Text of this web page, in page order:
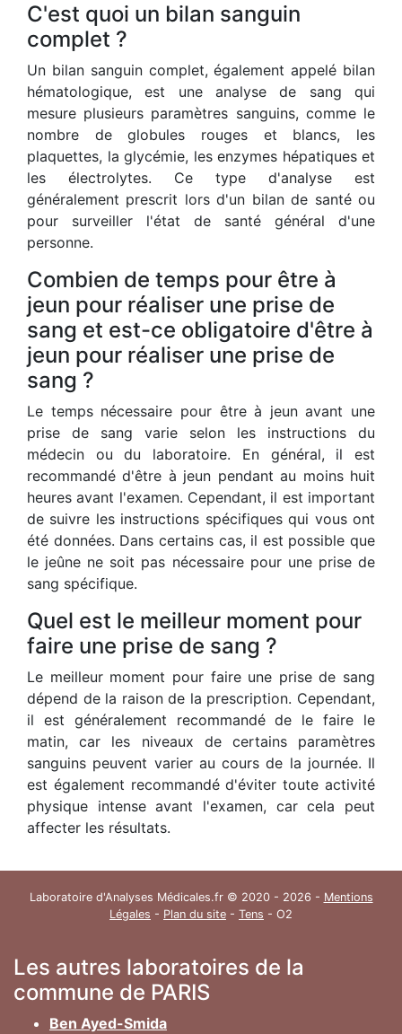
C'est quoi un bilan sanguin
complet ?
Un bilan sanguin complet, également appelé bilan
hématologique, est une analyse de sang qui
mesure plusieurs paramètres sanguins, comme le
nombre de globules rouges et blancs, les
plaquettes, la glycémie, les enzymes hépatiques et
les électrolytes. Ce type d'analyse est
généralement prescrit lors d'un bilan de santé ou
pour surveiller l'état de santé général d'une
personne.
Combien de temps pour être à
jeun pour réaliser une prise de
sang et est-ce obligatoire d'être à
jeun pour réaliser une prise de
sang ?
Le temps nécessaire pour être à jeun avant une
prise de sang varie selon les instructions du
médecin ou du laboratoire. En général, il est
recommandé d'être à jeun pendant au moins huit
heures avant l'examen. Cependant, il est important
de suivre les instructions spécifiques qui vous ont
été données. Dans certains cas, il est possible que
le jeûne ne soit pas nécessaire pour une prise de
sang spécifique.
Quel est le meilleur moment pour
faire une prise de sang ?
Le meilleur moment pour faire une prise de sang
dépend de la raison de la prescription. Cependant,
il est généralement recommandé de le faire le
matin, car les niveaux de certains paramètres
sanguins peuvent varier au cours de la journée. Il
est également recommandé d'éviter toute activité
physique intense avant l'examen, car cela peut
affecter les résultats.
Laboratoire d'Analyses Médicales.fr © 2020 - 2026 - Mentions
Légales - Plan du site - Tens - O2
Les autres laboratoires de la
commune de PARIS
Ben Ayed-Smida